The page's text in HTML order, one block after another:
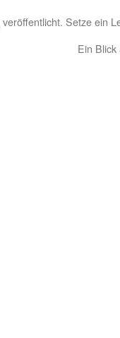
veröffentlicht. Setze ein
Ein